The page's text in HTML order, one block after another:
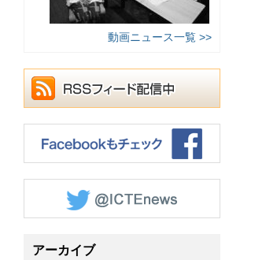
動画ニュース一覧 >>
アーカイブ